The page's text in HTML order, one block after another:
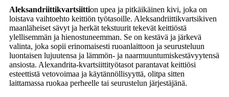
Aleksandriittikvartsiittion upea ja pitkäikäinen kivi, joka on
loistava vaihtoehto keittiön työtasoille. Aleksandriittikvartsikiven
maanläheiset sävyt ja herkät tekstuurit tekevät keittiöstä
ylellisemmän ja hienostuneemman. Se on kestävä ja järkevä
valinta, joka sopii erinomaisesti ruoanlaittoon ja seurusteluun
luontaisen lujuutensa ja lämmön- ja naarmuuntumiskestävyytensä
ansiosta. Alexandrita-kvartsiittityötasot parantavat keittiösi
esteettistä vetovoimaa ja käytännöllisyyttä, olitpa sitten
laittamassa ruokaa perheelle tai seurustelun järjestäjänä.